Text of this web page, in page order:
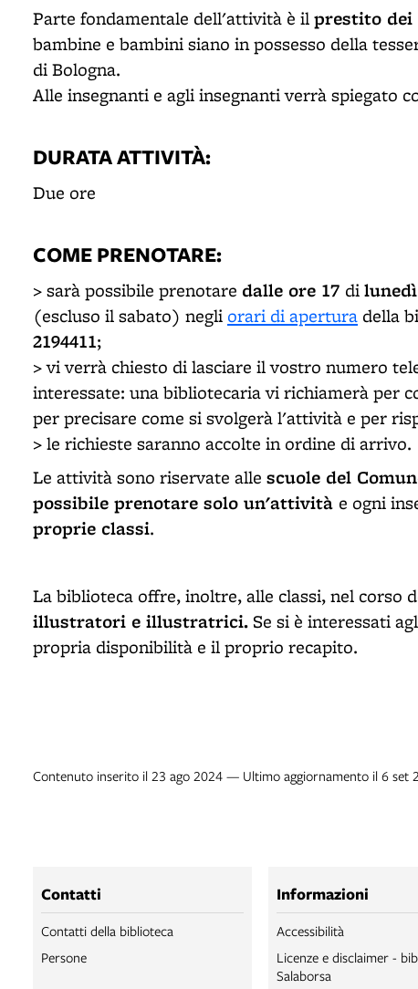
Parte fondamentale dell'attività è ilprestito
bambine e bambini siano in possesso della
di Bologna.
Alle insegnanti e agli insegnanti verrà spiegato
DURATA ATTIVITÀ:
Due ore
COME PRENOTARE:
> sarà possibile prenotare dalle ore 17 di
(escluso il sabato) negli orari di apertura della
2194411;
> vi verrà chiesto di lasciare il vostro numero
interessate: una bibliotecaria vi richiamerà per
per precisare come si svolgerà l'attività e per
> le richieste saranno accolte in ordine di arrivo.
Le attività sono riservate alle scuole del
possibile preno­tare solo un'attività e ogni
proprie classi.
La biblioteca offre, inoltre, alle classi, nel corso
illustratori e illustratrici. Se si è interessati
propria disponibilità e il proprio recapito.
Contenuto inserito il 23 ago 2024 — Ultimo aggiornamento il 6 set
Contatti
Contatti della biblioteca
Persone
Informazioni
Accessibilità
Licenze e disclaimer -
Salaborsa